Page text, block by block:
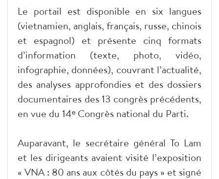
Le portail est disponible en six langues
(vietnamien, anglais, français, russe, chinois
et espagnol) et présente cinq formats
d’information (texte, photo, vidéo,
infographie, données), couvrant l’actualité,
des analyses approfondies et des dossiers
documentaires des 13 congrès précédents,
en vue du 14ᵉ Congrès national du Parti.
Auparavant, le secrétaire général To Lam
et les dirigeants avaient visité l’exposition
« VNA : 80 ans aux côtés du pays » et signé